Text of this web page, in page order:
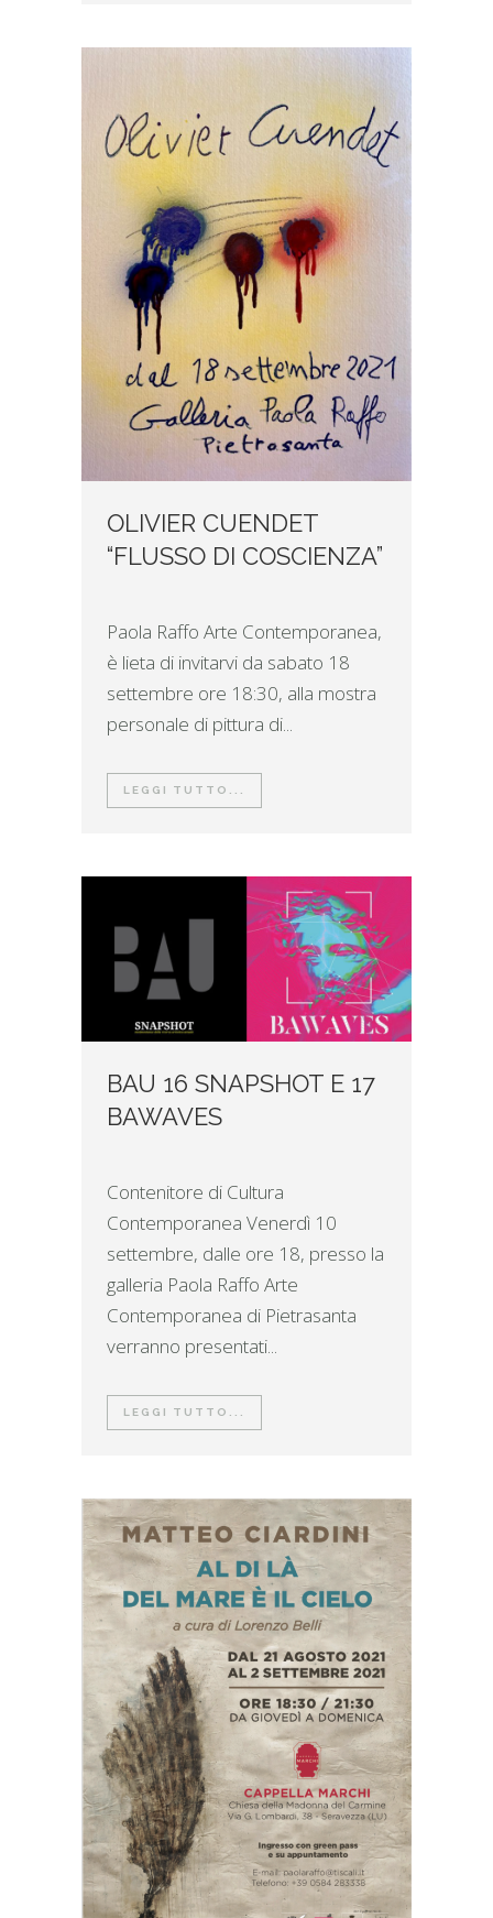
OLIVIER CUENDET
“FLUSSO DI COSCIENZA”
Paola Raffo Arte Contemporanea,
è lieta di invitarvi da sabato 18
settembre ore 18:30, alla mostra
personale di pittura di...
LEGGI TUTTO...
BAU 16 SNAPSHOT E 17
BAWAVES
Contenitore di Cultura
Contemporanea Venerdì 10
settembre, dalle ore 18, presso la
galleria Paola Raffo Arte
Contemporanea di Pietrasanta
verranno presentati...
LEGGI TUTTO...